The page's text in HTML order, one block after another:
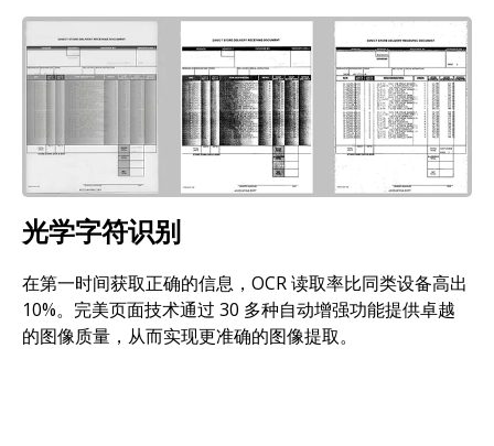
图像
光学字符识别
在第一时间获取正确的信息，OCR 读取率比同类设备高出
10%。完美页面技术通过 30 多种自动增强功能提供卓越
的图像质量，从而实现更准确的图像提取。